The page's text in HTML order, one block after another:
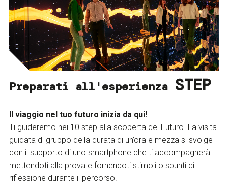
Preparati all'esperienza STEP
Il viaggio nel tuo futuro inizia da qui!
Ti guideremo nei 10 step alla scoperta del Futuro. La visita
guidata di gruppo della durata di un’ora e mezza si svolge
con il supporto di uno smartphone che ti accompagnerà
mettendoti alla prova e fornendoti stimoli o spunti di
riflessione durante il percorso.